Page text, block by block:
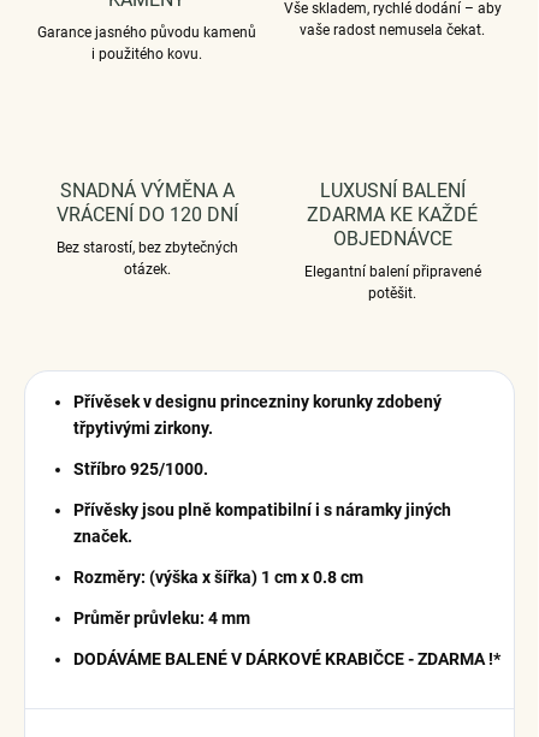
Garance jasného původu kamenů
i použitého kovu.
Vše skladem, rychlé dodání – aby
vaše radost nemusela čekat.
SNADNÁ VÝMĚNA A
VRÁCENÍ DO 120 DNÍ
Bez starostí, bez zbytečných
otázek.
LUXUSNÍ BALENÍ
ZDARMA KE KAŽDÉ
OBJEDNÁVCE
Elegantní balení připravené
potěšit.
Přívěsek v designu princezniny korunky zdobený
třpytivými zirkony.
Stříbro 925/1000.
Přívěsky jsou plně kompatibilní i s náramky jiných
značek.
Rozměry: (výška x šířka) 1 cm x 0.8 cm
Průměr průvleku: 4 mm
DODÁVÁME BALENÉ V DÁRKOVÉ KRABIČCE - ZDARMA !*